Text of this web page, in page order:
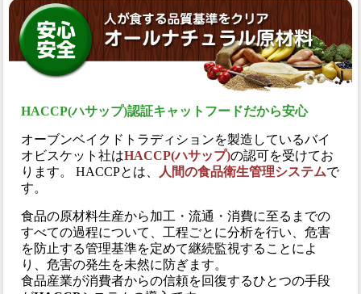
HACCP(ハサップ)認証キャットフードだから安心
オーブンベイクドトラディションを製造しているバイ
オビスケット社はHACCP(ハサップ)の認可を受けてお
ります。 HACCPとは、
人間の食品衛生管理システムで
す。
食品の原材料生産から加工・流通・消費に至るまでの
すべての過程について、工程ごとに分析を行い、危害
を防止する管理基準を定めて継続監視することによ
り、危害の発生を未然に防ぎます。
食品産業が消費者からの信頼を回復するひとつの手段